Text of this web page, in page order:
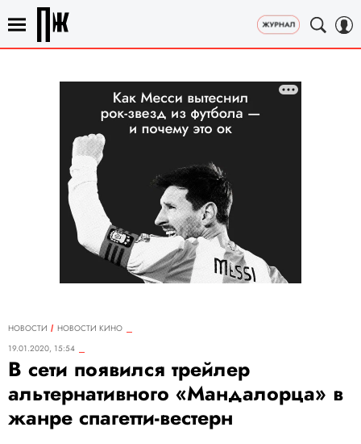
НОВОСТИ
НОВОСТИ КИНО
19.01.2020, 15:54
В сети появился трейлер
альтернативного «Мандалорца» в
жанре спагетти-вестерн